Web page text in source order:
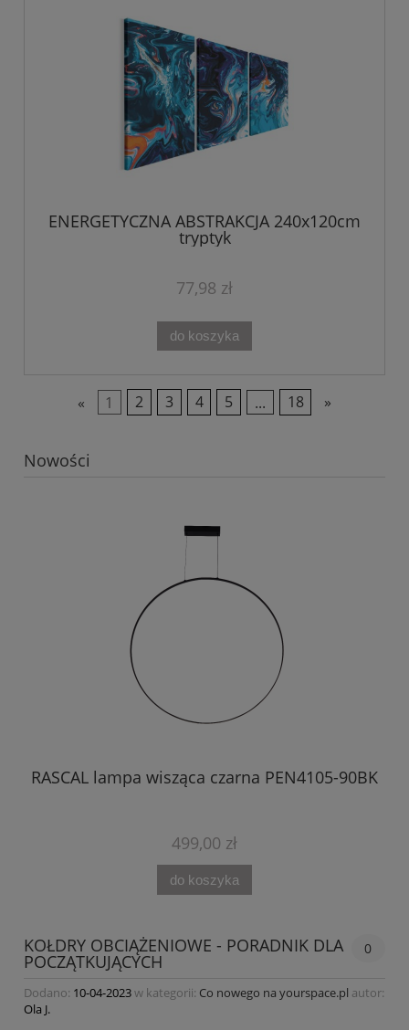
ENERGETYCZNA ABSTRAKCJA 240x120cm
tryptyk
77,98 zł
do koszyka
« 1 2 3 4 5 ... 18 »
Nowości
RASCAL lampa wisząca czarna PEN4105-90BK
499,00 zł
do koszyka
KOŁDRY OBCIĄŻENIOWE - PORADNIK DLA
POCZĄTKUJĄCYCH
0
Dodano: 10-04-2023w kategorii: Co nowego na yourspace.pl autor:
Ola J.